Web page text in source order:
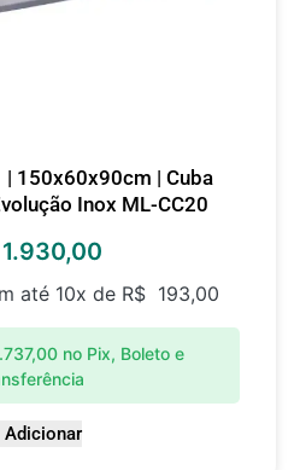
| 150x60x90cm | Cuba
Inox ML-CC20
1.930,00
até 10x de R$ 193,00
no Pix, Boleto e
Adicionar